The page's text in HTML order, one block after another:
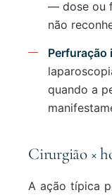
— dose ou
não
Perfuração
quando a
Cirurgião ×
A ação típica